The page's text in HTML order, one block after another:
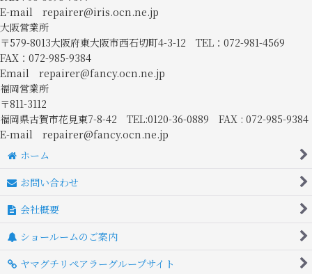
E-mail repairer@iris.ocn.ne.jp
大阪営業所
〒579-8013大阪府東大阪市西石切町4-3-12 TEL：072-981-4569
FAX：072-985-9384
Email repairer@fancy.ocn.ne.jp
福岡営業所
〒811-3112
福岡県古賀市花見東7-8-42 TEL:0120-36-0889 FAX : 072-985-9384
E-mail repairer@fancy.ocn.ne.jp
ホーム
お問い合わせ
会社概要
ショールームのご案内
ヤマグチリペアラーグループサイト